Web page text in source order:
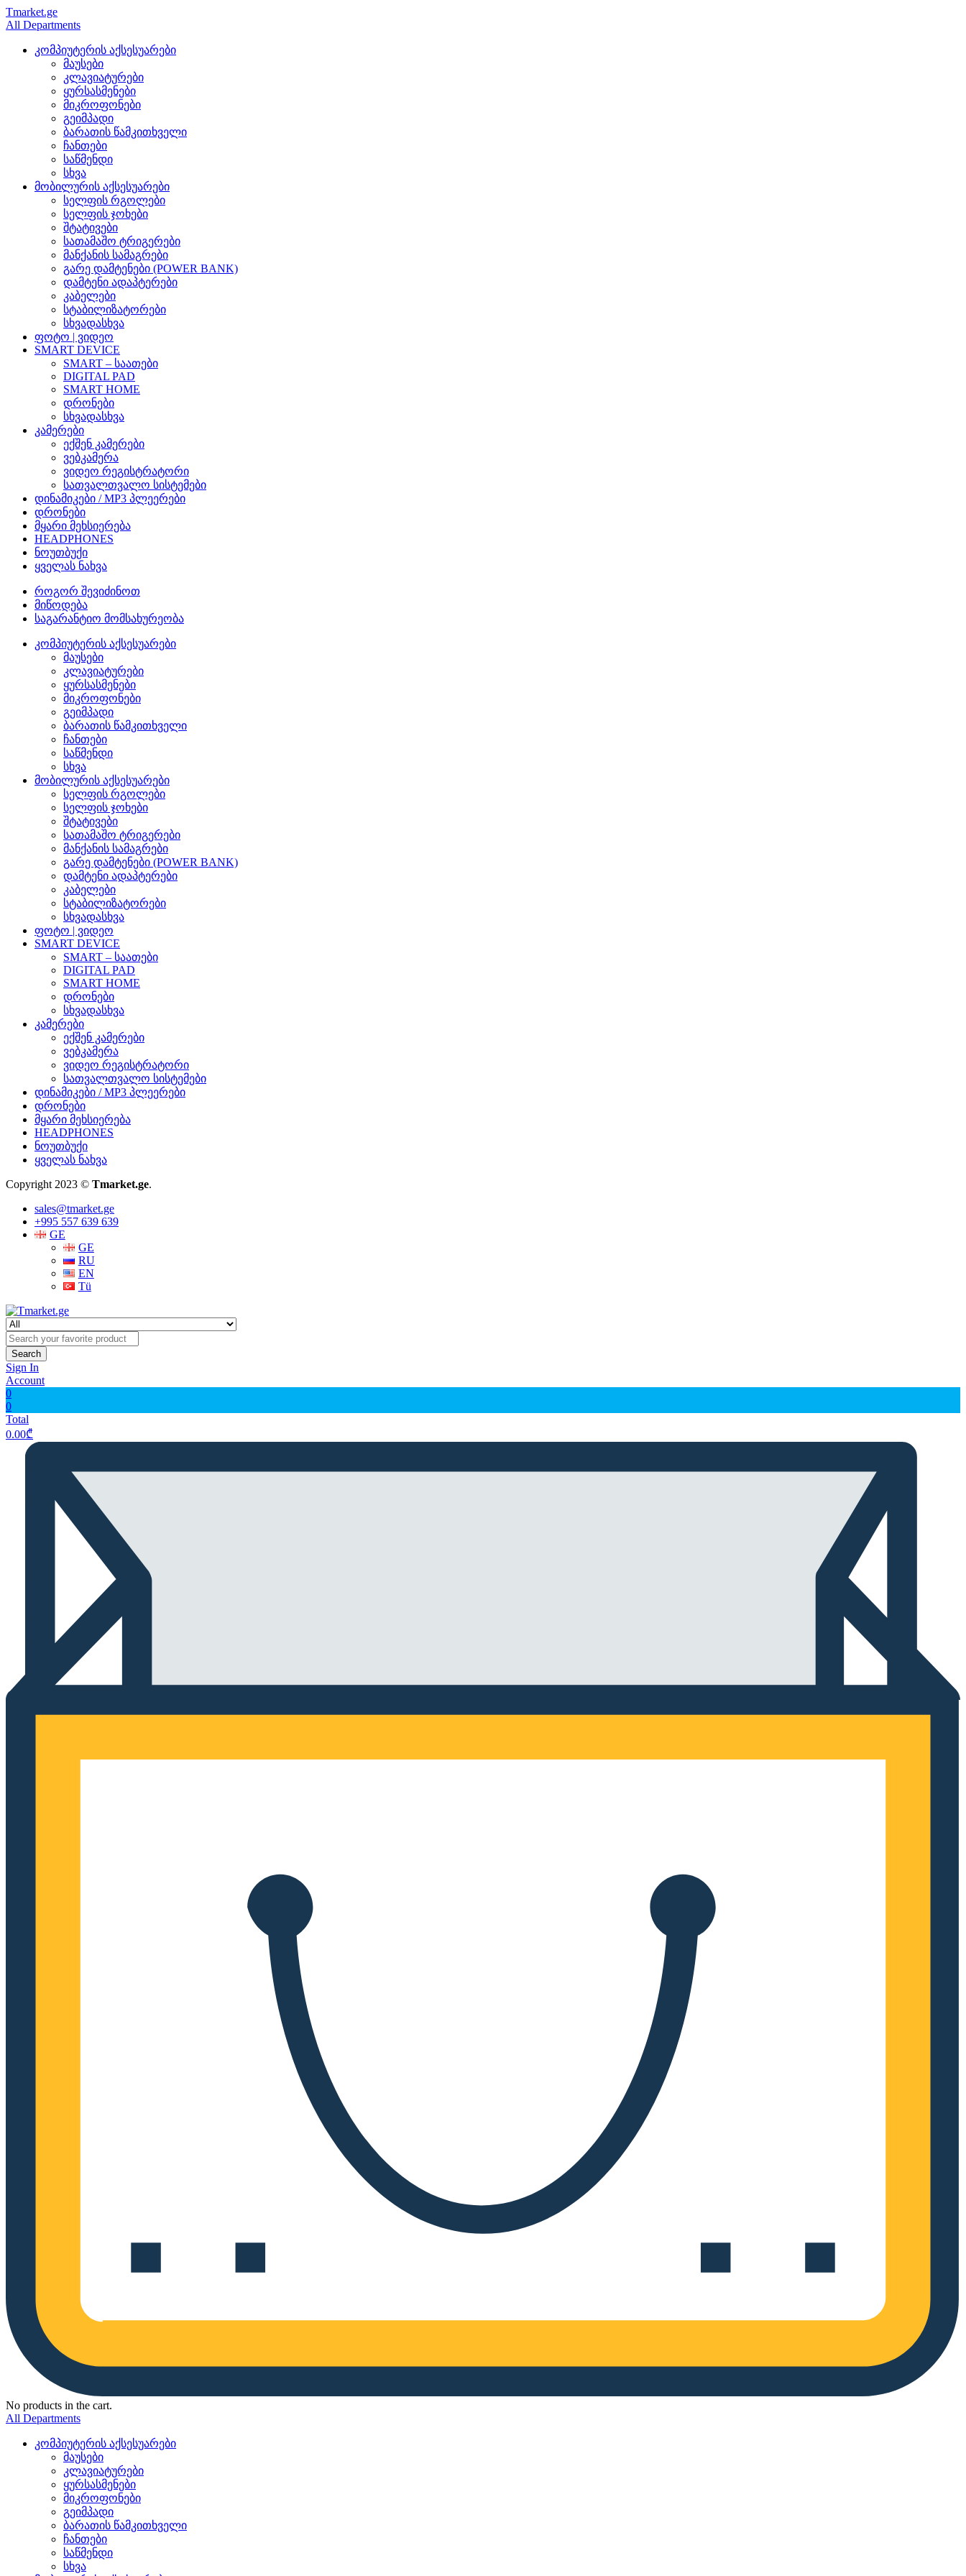
Tmarket.ge
All Departments
კომპიუტერის აქსესუარები
მაუსები
კლავიატურები
ყურსასმენები
მიკროფონები
გეიმპადი
ბარათის წამკითხველი
ჩანთები
საწმენდი
სხვა
მობილურის აქსესუარები
სელფის რგოლები
სელფის ჯოხები
შტატივები
სათამაშო ტრიგერები
მანქანის სამაგრები
გარე დამტენები (POWER BANK)
დამტენი ადაპტერები
კაბელები
სტაბილიზატორები
სხვადასხვა
ფოტო | ვიდეო
SMART DEVICE
SMART – საათები
DIGITAL PAD
SMART HOME
დრონები
სხვადასხვა
კამერები
ექშენ კამერები
ვებკამერა
ვიდეო რეგისტრატორი
სათვალთვალო სისტემები
დინამიკები / MP3 პლეერები
დრონები
მყარი მეხსიერება
HEADPHONES
ნოუთბუქი
ყველას ნახვა
როგორ შევიძინოთ
მიწოდება
საგარანტიო მომსახურეობა
კომპიუტერის აქსესუარები
მაუსები
კლავიატურები
ყურსასმენები
მიკროფონები
გეიმპადი
ბარათის წამკითხველი
ჩანთები
საწმენდი
სხვა
მობილურის აქსესუარები
სელფის რგოლები
სელფის ჯოხები
შტატივები
სათამაშო ტრიგერები
მანქანის სამაგრები
გარე დამტენები (POWER BANK)
დამტენი ადაპტერები
კაბელები
სტაბილიზატორები
სხვადასხვა
ფოტო | ვიდეო
SMART DEVICE
SMART – საათები
DIGITAL PAD
SMART HOME
დრონები
სხვადასხვა
კამერები
ექშენ კამერები
ვებკამერა
ვიდეო რეგისტრატორი
სათვალთვალო სისტემები
დინამიკები / MP3 პლეერები
დრონები
მყარი მეხსიერება
HEADPHONES
ნოუთბუქი
ყველას ნახვა
Copyright 2023 © Tmarket.ge.
sales@tmarket.ge
+995 557 639 639
GE
GE
RU
EN
Tü
Search
Sign In
Account
0
0
Total
0.00₾
No products in the cart.
All Departments
კომპიუტერის აქსესუარები
მაუსები
კლავიატურები
ყურსასმენები
მიკროფონები
გეიმპადი
ბარათის წამკითხველი
ჩანთები
საწმენდი
სხვა